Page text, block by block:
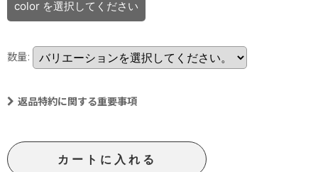
color を選択してください
数量:
返品特約に関する重要事項
カートに入れる